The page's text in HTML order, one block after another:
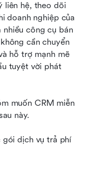
liên hệ, theo dõi
doanh nghiệp của
công cụ bán
cần chuyển
hỗ trợ mạnh mẽ
tuyệt vời phát
muốn CRM miễn
này.
dịch vụ trả phí